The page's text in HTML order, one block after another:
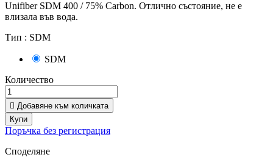
Unifiber SDM 400 / 75% Carbon. Отлично състояние, не е
влизала във вода.
Тип : SDM
SDM
Количество
 Добавяне към количката
Купи
Поръчка без регистрация
Споделяне